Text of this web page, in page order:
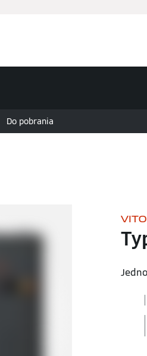
Do pobrania